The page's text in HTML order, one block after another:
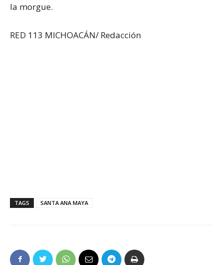
la morgue.
RED 113 MICHOACÁN/ Redacción
TAGS SANTA ANA MAYA